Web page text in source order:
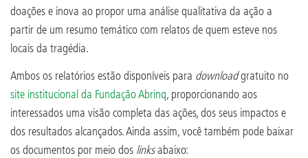
doações e inova ao propor uma análise qualitativa da ação a
partir de um resumo temático com relatos de quem esteve nos
locais da tragédia.
Ambos os relatórios estão disponíveis para downloadgratuito no
site institucional da Fundação Abrinq, proporcionando aos
interessados uma visão completa das ações, dos seus impactos e
dos resultados alcançados. Ainda assim, você também pode baixar
os documentos por meio dos linksabaixo: